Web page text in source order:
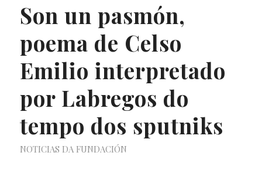
Son un pasmón,
poema de Celso
Emilio interpretado
por Labregos do
tempo dos sputniks
NOTICIAS DA FUNDACIÓN